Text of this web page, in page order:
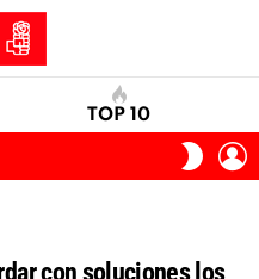
TOP 10
SKIN
con soluciones los